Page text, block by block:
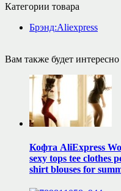
Категории товара
Брэнд:Aliexpress
Вам также будет интересно
Кофта AliExpress
sexy tops tee clothes
shirt blouses for